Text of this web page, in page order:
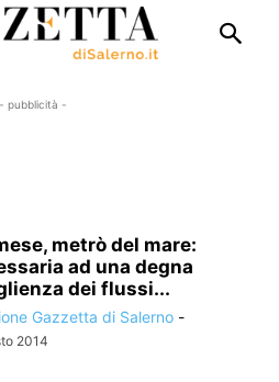
- pubblicità -
metrò del mare:
ad una degna
dei flussi...
Gazzetta di Salerno -
2014